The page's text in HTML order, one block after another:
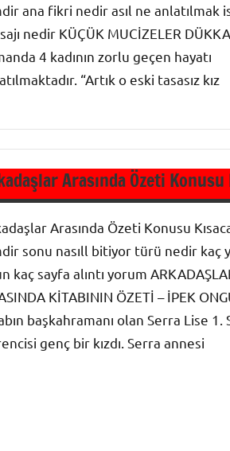
ana fikri nedir asıl ne anlatılmak
nedir KÜÇÜK MUCİZELER
4 kadının zorlu geçen hayatı
“Artık o eski tasasız kız
Arasında Özeti Konusu
Arasında Özeti Konusu
sonu nasıll bitiyor türü nedir kaç
kaç sayfa alıntı yorum
KİTABININ ÖZETİ – İPEK
başkahramanı olan Serra Lise 1.
genç bir kızdı. Serra annesi